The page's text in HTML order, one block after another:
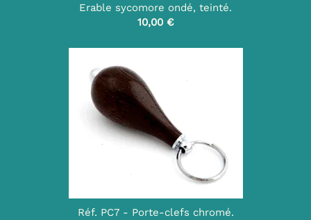
Erable sycomore ondé, teinté.
10,00 €
Réf. PC7 - Porte-clefs chromé.